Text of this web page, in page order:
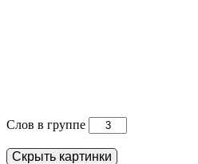
Слов в группе
Скрыть картинки